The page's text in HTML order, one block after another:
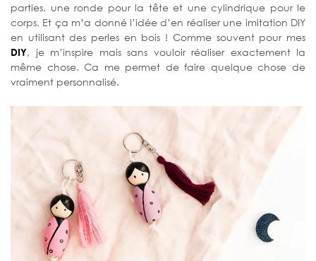
parties, une ronde pour la tête et une cylindrique pour le
corps. Et ça m’a donné l’idée d’en réaliser une imitation DIY
en utilisant des perles en bois ! Comme souvent pour mes
DIY, je m’inspire mais sans vouloir réaliser exactement la
même chose. Ca me permet de faire quelque chose de
vraiment personnalisé.